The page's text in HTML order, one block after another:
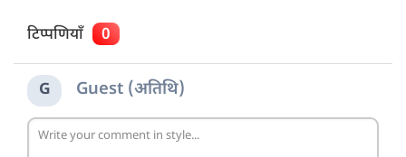
टिप्पणियाँ 0
G Guest (अतिथि)